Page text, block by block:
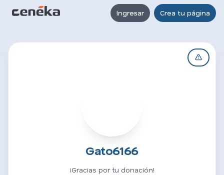
Ingresar Crea tu página
Gato6166
¡Gracias por tu donación!